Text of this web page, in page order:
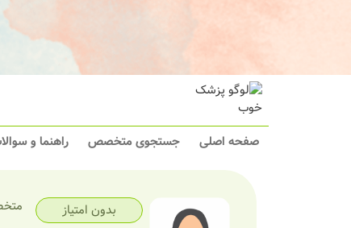
صفحه اصلی جستجوی متخصص راهنما و
بدون امتیاز